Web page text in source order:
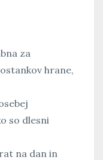
za
hrane,
so dlesni
na dan in